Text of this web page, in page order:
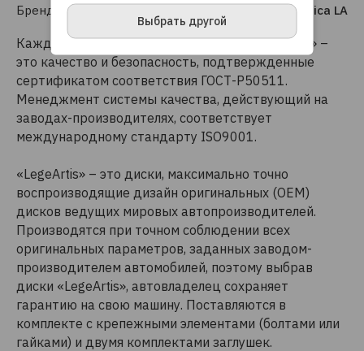
Бренд Repliсa LA
Каждый литой диск торговой марки «LegeArtis» –
это качество и безопасность, подтвержденные
сертификатом соответствия ГОСТ-Р50511.
Менеджмент системы качества, действующий на
заводах-производителях, соответствует
международному стандарту ISO9001.
«LegeArtis» – это диски, максимально точно
воспроизводящие дизайн оригинальных (OEM)
дисков ведущих мировых автопроизводителей.
Производятся при точном соблюдении всех
оригинальных параметров, заданных заводом-
производителем автомобилей, поэтому выбрав
диски «LegeArtis», автовладелец сохраняет
гарантию на свою машину. Поставляются в
комплекте с крепежными элементами (болтами или
гайками) и двумя комплектами заглушек.
Выбрать другой
ПРИНЯТЬ И ЗАКРЫТЬ